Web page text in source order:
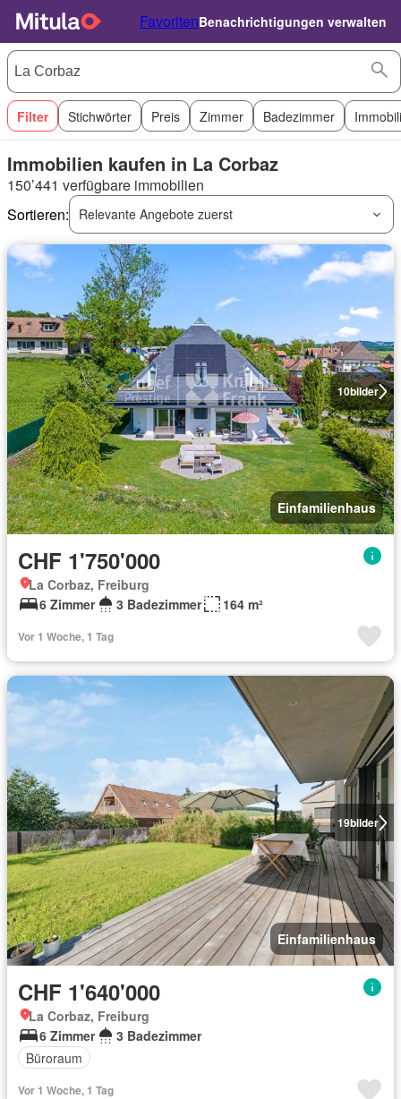
FavoritenBenachrichtigungen verwalten
Filter Stichwörter Preis Zimmer Badezimmer
Immobilien kaufen in La Corbaz
150’441 verfügbare immobilien
Sortieren:
Relevante Angebote zuerst
10bilder
Einfamilienhaus
CHF 1'750'000
La Corbaz, Freiburg
6 Zimmer
3 Badezimmer 164 m²
Vor 1 Woche, 1 Tag
19bilder
Einfamilienhaus
CHF 1'640'000
La Corbaz, Freiburg
6 Zimmer
3 Badezimmer
Büroraum
Vor 1 Woche, 1 Tag